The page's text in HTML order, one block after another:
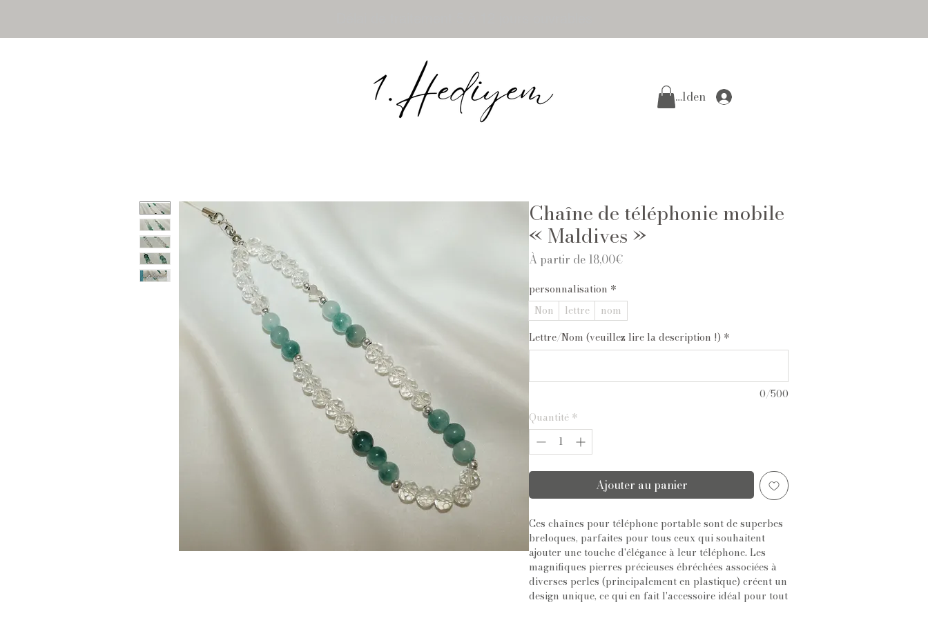
Anmelden
Chaîne de téléphonie mobile
« Maldives »
À partir de 18,00€
personnalisation *
Non
lettre
nom
Lettre/Nom (veuillez lire la description !) *
0/500
Quantité *
Ajouter au panier
Ces chaînes pour téléphone portable sont de superbes
breloques, parfaites pour tous ceux qui souhaitent
ajouter une touche d'élégance à leur téléphone. Les
magnifiques pierres précieuses ébréchées associées à
diverses perles (principalement en plastique) créent un
design unique, ce qui en fait l'accessoire idéal pour tout